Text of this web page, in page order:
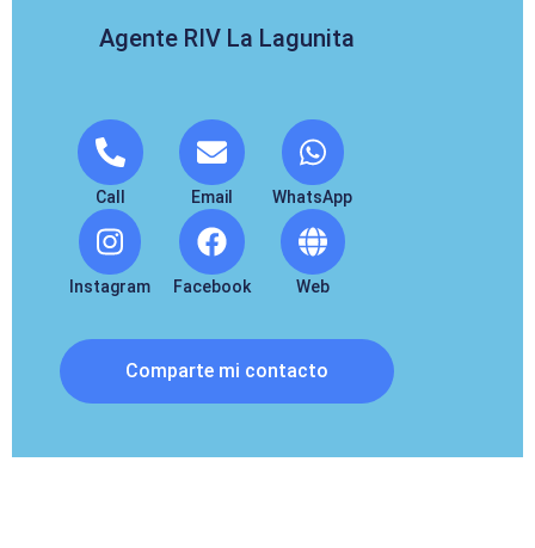
Agente RIV La Lagunita
Call Email WhatsApp
Instagram Facebook Web
Comparte mi contacto